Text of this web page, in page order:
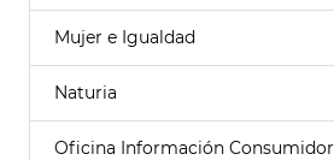
Mujer e Igualdad
Naturia
Oficina Información Consumidor